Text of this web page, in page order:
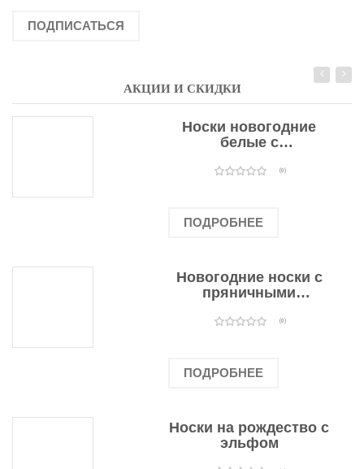
ПОДПИСАТЬСЯ
АКЦИИ И СКИДКИ
Носки новогодние
белые с
оленями(0)
ПОДРОБНЕЕ
Новогодние носки с
пряничными
(0)
ПОДРОБНЕЕ
Носки на рождество с
эльфом